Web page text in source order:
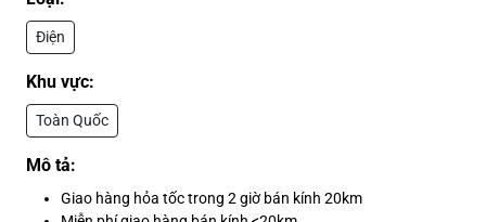
Điện
Khu vực:
Toàn Quốc
Mô tả:
Giao hàng hỏa tốc trong 2 giờ bán kính 20km